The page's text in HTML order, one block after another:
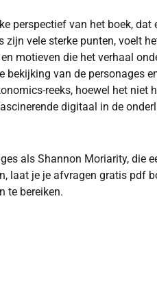
perspectief van het boek,
zijn vele sterke punten, voelt
en motieven die het verhaal
bekijking van de personages
reeks, hoewel het niet
digitaal in de
als Shannon Moriarity, die
laat je je afvragen gratis pdf
te bereiken.